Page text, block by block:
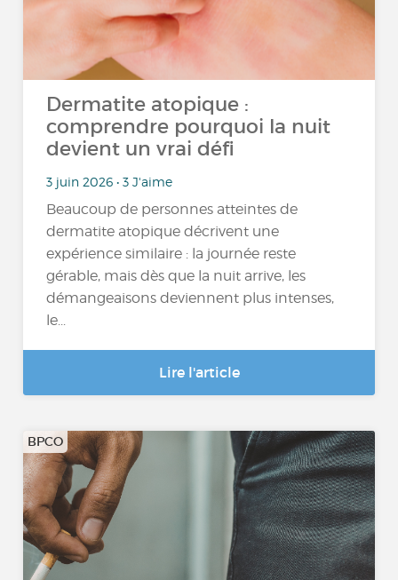
Dermatite atopique :
comprendre pourquoi la nuit
devient un vrai défi
3 juin 2026 • 3 J'aime
Beaucoup de personnes atteintes de
dermatite atopique décrivent une
expérience similaire : la journée reste
gérable, mais dès que la nuit arrive, les
démangeaisons deviennent plus intenses,
le...
Lire l'article
BPCO